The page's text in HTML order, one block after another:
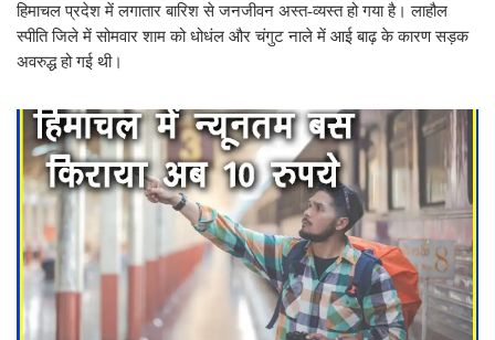
हिमाचल प्रदेश में लगातार बारिश से जनजीवन अस्त-व्यस्त हो गया है। लाहौल
स्पीति जिले में सोमवार शाम को धोधंल और चंगुट नाले में आई बाढ़ के कारण सड़क
अवरुद्ध हो गई थी।